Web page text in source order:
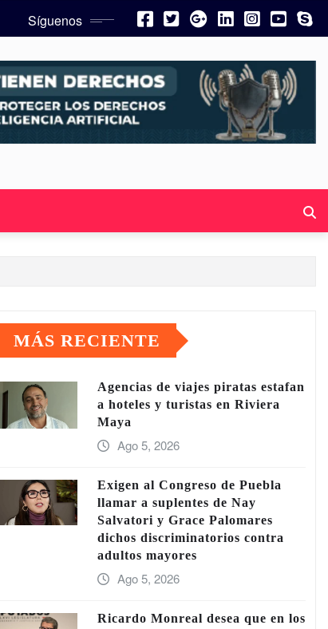
Síguenos
MÁS RECIENTE
Agencias de viajes piratas estafan
a hoteles y turistas en Riviera
Maya
Ago 5, 2026
Exigen al Congreso de Puebla
llamar a suplentes de Nay
Salvatori y Grace Palomares
dichos discriminatorios contra
adultos mayores
Ago 5, 2026
Ricardo Monreal desea que en los